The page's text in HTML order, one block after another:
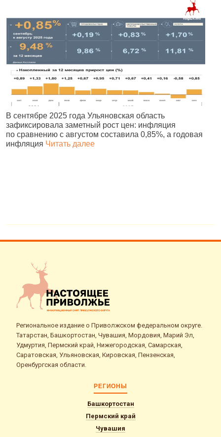
В сентябре 2025 года Ульяновская область
зафиксировала заметный рост цен: инфляция
по сравнению с августом составила 0,85%, а годовая
инфляция Читать далее
Региональное издание о Приволжском федеральном округе.
Татарстан, Башкортостан, Чувашия, Мордовия, Марий Эл,
Удмуртия, Пермский край, Нижегородская, Самарская,
Саратовская, Ульяновская, Кировская, Пензенская,
Оренбургская области.
РЕГИОНЫ
Башкортостан
Пермский край
Чувашия